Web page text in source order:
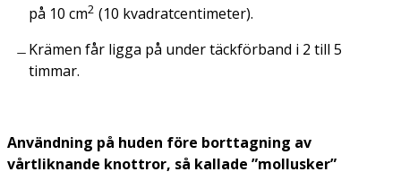
på 10 cm2 (10 kvadratcentimeter).
Krämen får ligga på under täckförband i 2 till 5
timmar.
Användning på huden före borttagning av
vårtliknande knottror, så kallade ”mollusker”